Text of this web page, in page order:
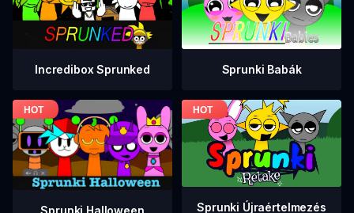
Incredibox Sprunked Sprunki Babák
Sprunki Halloween Sprunki Újraértelmezés